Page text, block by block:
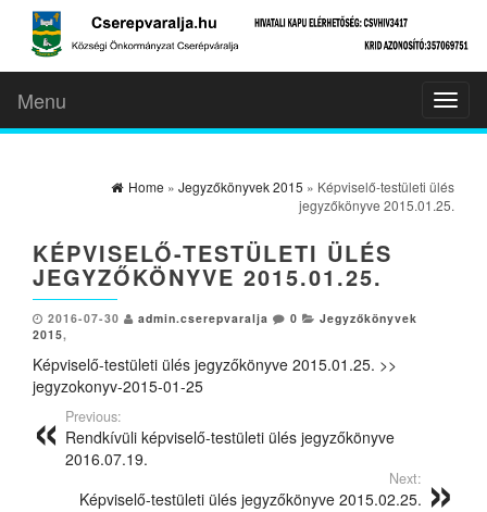
Menu
Home » Jegyzőkönyvek 2015 » Képviselő-testületi ülés
jegyzőkönyve 2015.01.25.
KÉPVISELŐ-TESTÜLETI ÜLÉS
JEGYZŐKÖNYVE 2015.01.25.
2016-07-30 admin.cserepvaralja 0
Jegyzőkönyvek
2015,
Képviselő-testületi ülés jegyzőkönyve 2015.01.25. >>
jegyzokonyv-2015-01-25
Previous:
Rendkívüli képviselő-testületi ülés jegyzőkönyve
2016.07.19.
Next:
Képviselő-testületi ülés jegyzőkönyve 2015.02.25.